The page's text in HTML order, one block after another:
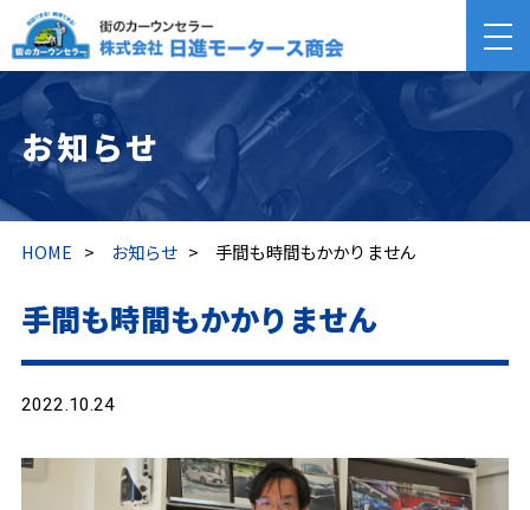
お知らせ
HOME > お知らせ > 手間も時間もかかりません
手間も時間もかかりません
2022.10.24